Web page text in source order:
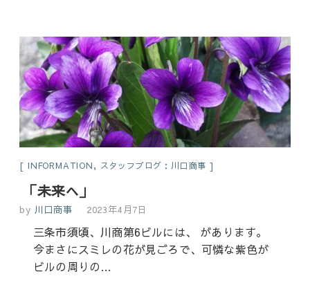
INFORMATION, スタッフブログ：川口商事
「未来へ」
by 川口商事 2023年4月7日
三条市須頃、川商第6ビルには、 があります。
今まさにスミレの花が見ごろで、可憐な紫色が
ビルの周りの…